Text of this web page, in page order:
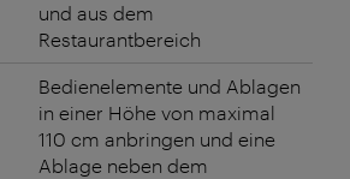
und aus dem
Restaurantbereich
Bedienelemente und Ablagen
in einer Höhe von maximal
110 cm anbringen und eine
Ablage neben dem